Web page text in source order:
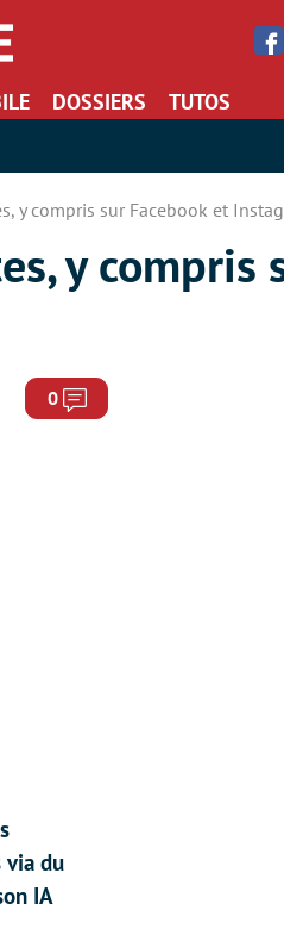
DOSSIERS TUTOS
y compris sur Facebook et
y compris
0 Commentaires
via du
IA